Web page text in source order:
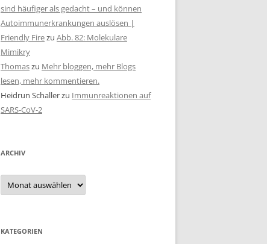
sind häufiger als gedacht – und können
Autoimmunerkrankungen auslösen |
Friendly Firezu Abb. 82: Molekulare
Mimikry
Thomaszu Mehr bloggen, mehr Blogs
lesen, mehr kommentieren.
Heidrun Schallerzu Immunreaktionen auf
SARS-CoV-2
ARCHIV
Archiv
KATEGORIEN